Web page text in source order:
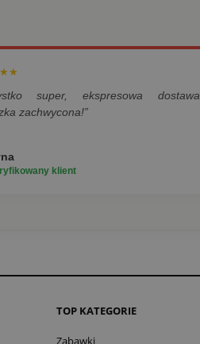
super, ekspresowa dostawa,
zachwycona!”
klient
TOP KATEGORIE
Zabawki